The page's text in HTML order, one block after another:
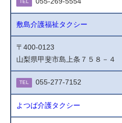
TEL
敷島介護福祉タクシー
〒400-0123
山梨県甲斐市島上条７５８－４
TEL 055-277-7152
よつば介護タクシー